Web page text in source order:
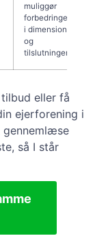
muliggør
forbedringer
i dimension
og
tilslutninger
eller få
ejerforening i
gennemlæse
så I står